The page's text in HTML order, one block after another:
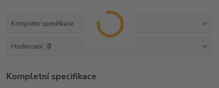
Kompletní specifikace
Hodnocení 0
Kompletní specifikace